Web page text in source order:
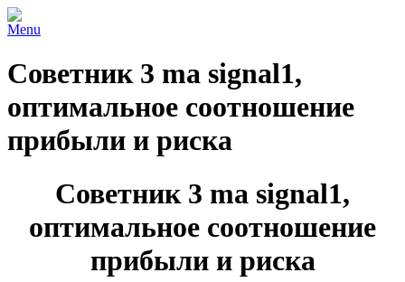
Menu
Советник 3 ma signal1,
оптимальное соотношение
прибыли и риска
Советник 3 ma signal1,
оптимальное соотношение
прибыли и риска